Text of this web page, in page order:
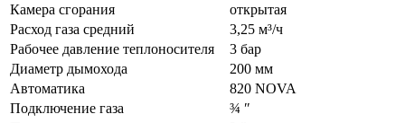
Камера сгорания
открытая
Расход газа средний
3,25 м³/ч
Рабочее давление теплоносителя
3 бар
Диаметр дымохода
200 мм
Автоматика
820 NOVA
Подключение газа
¾ ʺ